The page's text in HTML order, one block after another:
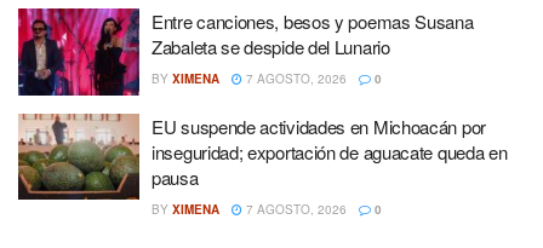
Entre canciones, besos y poemas Susana
Zabaleta se despide del Lunario
BY XIMENA 7 AGOSTO, 2026 0
EU suspende actividades en Michoacán por
inseguridad; exportación de aguacate queda en
pausa
BY XIMENA 7 AGOSTO, 2026 0